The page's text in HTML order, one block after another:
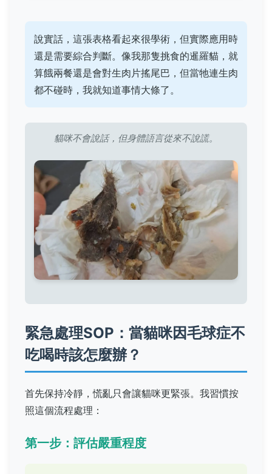
說實話，這張表格看起來很學術，但實際應用時
還是需要綜合判斷。像我那隻挑食的暹羅貓，就
算餓兩餐還是會對生肉片搖尾巴，但當牠連生肉
都不碰時，我就知道事情大條了。
貓咪不會說話，但身體語言從來不說謊。
緊急處理SOP：當貓咪因毛球症不
吃喝時該怎麼辦？
首先保持冷靜，慌亂只會讓貓咪更緊張。我習慣按
照這個流程處理：
第一步：評估嚴重程度